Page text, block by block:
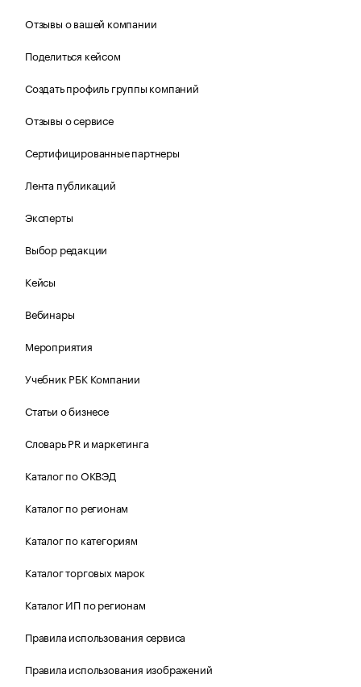
Отзывы о вашей компании
Поделиться кейсом
Создать профиль группы компаний
Отзывы о сервисе
Сертифицированные партнеры
Лента публикаций
Эксперты
Выбор редакции
Кейсы
Вебинары
Мероприятия
Учебник РБК Компании
Статьи о бизнесе
Словарь PR и маркетинга
Каталог по ОКВЭД
Каталог по регионам
Каталог по категориям
Каталог торговых марок
Каталог ИП по регионам
Правила использования сервиса
Правила использования изображений